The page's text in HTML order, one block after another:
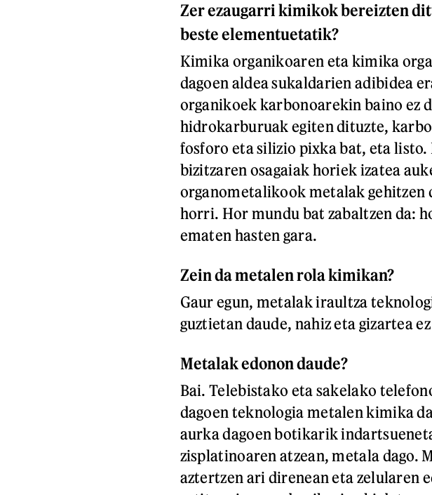
Zer ezaugarri kimikok bereizten
beste elementuetatik?
Kimika organikoaren eta kimika
dagoen aldea sukaldarien adibidea
organikoek karbonoarekin baino ez
hidrokarburuak egiten dituzte,
fosforo eta silizio pixka bat, eta
bizitzaren osagaiak horiek izatea
organometalikook metalak
horri. Hor mundu bat zabaltzen da:
ematen hasten gara.
Zein da metalen rola kimikan?
Gaur egun, metalak iraultza
guztietan daude, nahiz eta gizartea
Metalak edonon daude?
Bai. Telebistako eta sakelako
dagoen teknologia metalen kimika
aurka dagoen botikarik
zisplatinoaren atzean, metala dago.
aztertzen ari direnean eta zelularen